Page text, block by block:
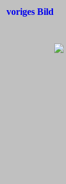
voriges Bild